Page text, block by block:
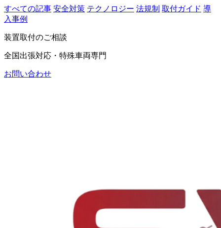
すべての記事 安全対策 テクノロジー 法規制 取付ガイド 導
入事例
装置取付のご相談
全国出張対応・特殊車両専門
お問い合わせ